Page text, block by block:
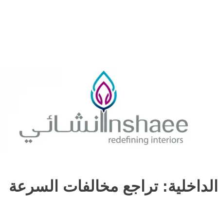
الداخلية: تراجع مخالفات السرعة